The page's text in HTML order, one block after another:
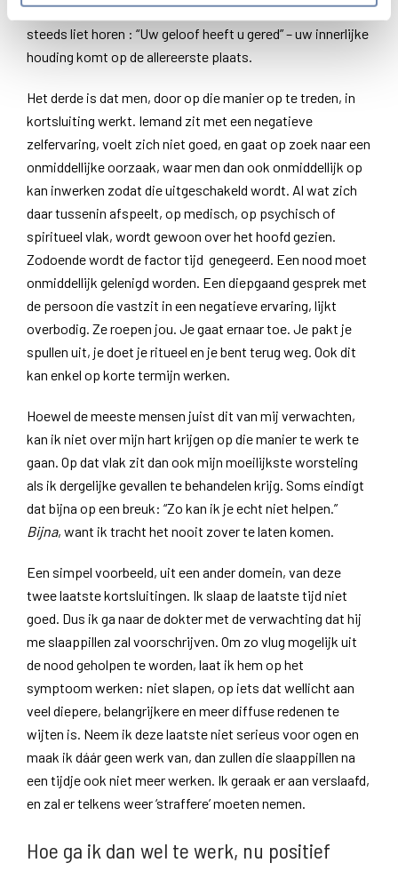
de houding van Jezus die, toen hij iemand genezen had,
steeds liet horen : “Uw geloof heeft u gered” – uw innerlijke
houding komt op de allereerste plaats.
Het derde is dat men, door op die manier op te treden, in
kortsluiting werkt. Iemand zit met een negatieve
zelfervaring, voelt zich niet goed, en gaat op zoek naar een
onmiddellijke oorzaak, waar men dan ook onmiddellijk op
kan inwerken zodat die uitgeschakeld wordt. Al wat zich
daar tussenin afspeelt, op medisch, op psychisch of
spiritueel vlak, wordt gewoon over het hoofd gezien.
Zodoende wordt de factor tijd genegeerd. Een nood moet
onmiddellijk gelenigd worden. Een diepgaand gesprek met
de persoon die vastzit in een negatieve ervaring, lijkt
overbodig. Ze roepen jou. Je gaat ernaar toe. Je pakt je
spullen uit, je doet je ritueel en je bent terug weg. Ook dit
kan enkel op korte termijn werken.
Hoewel de meeste mensen juist dit van mij verwachten,
kan ik niet over mijn hart krijgen op die manier te werk te
gaan. Op dat vlak zit dan ook mijn moeilijkste worsteling
als ik dergelijke gevallen te behandelen krijg. Soms eindigt
dat bijna op een breuk: “Zo kan ik je echt niet helpen.”
Bijna, want ik tracht het nooit zover te laten komen.
Een simpel voorbeeld, uit een ander domein, van deze
twee laatste kortsluitingen. Ik slaap de laatste tijd niet
goed. Dus ik ga naar de dokter met de verwachting dat hij
me slaappillen zal voorschrijven. Om zo vlug mogelijk uit
de nood geholpen te worden, laat ik hem op het
symptoom werken: niet slapen, op iets dat wellicht aan
veel diepere, belangrijkere en meer diffuse redenen te
wijten is. Neem ik deze laatste niet serieus voor ogen en
maak ik dáár geen werk van, dan zullen die slaappillen na
een tijdje ook niet meer werken. Ik geraak er aan verslaafd,
en zal er telkens weer ‘straffere’ moeten nemen.
Hoe ga ik dan wel te werk, nu positief